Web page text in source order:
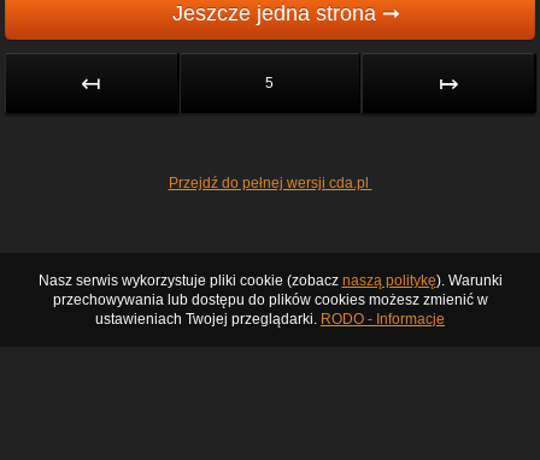
Jeszcze jedna strona ➞
↤ 5 ↦
Przejdź do pełnej wersji cda.pl
Nasz serwis wykorzystuje pliki cookie (zobacz naszą politykę). Warunki
przechowywania lub dostępu do plików cookies możesz zmienić w
ustawieniach Twojej przeglądarki. RODO - Informacje